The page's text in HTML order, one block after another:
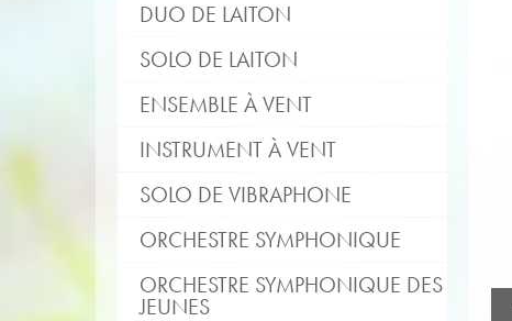
DUO DE LAITON
SOLO DE LAITON
ENSEMBLE À VENT
INSTRUMENT À VENT
SOLO DE VIBRAPHONE
ORCHESTRE SYMPHONIQUE
ORCHESTRE SYMPHONIQUE DES
JEUNES